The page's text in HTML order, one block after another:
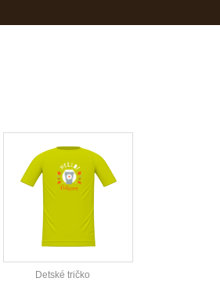
Detské tričko